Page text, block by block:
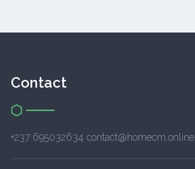
Contact
+237 695032634 contact@homecm.online